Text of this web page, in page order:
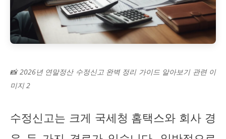
📸 2026년 연말정산 수정신고 완벽 정리 가이드 알아보기 관련 이
미지 2
수정신고는 크게 국세청 홈택스와 회사 경